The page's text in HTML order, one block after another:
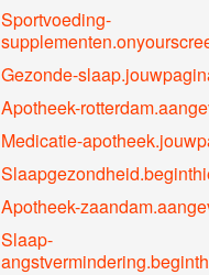
Sportvoeding-
Gezonde-
Apotheek-
Medicatie-
Apotheek-
Slaap-